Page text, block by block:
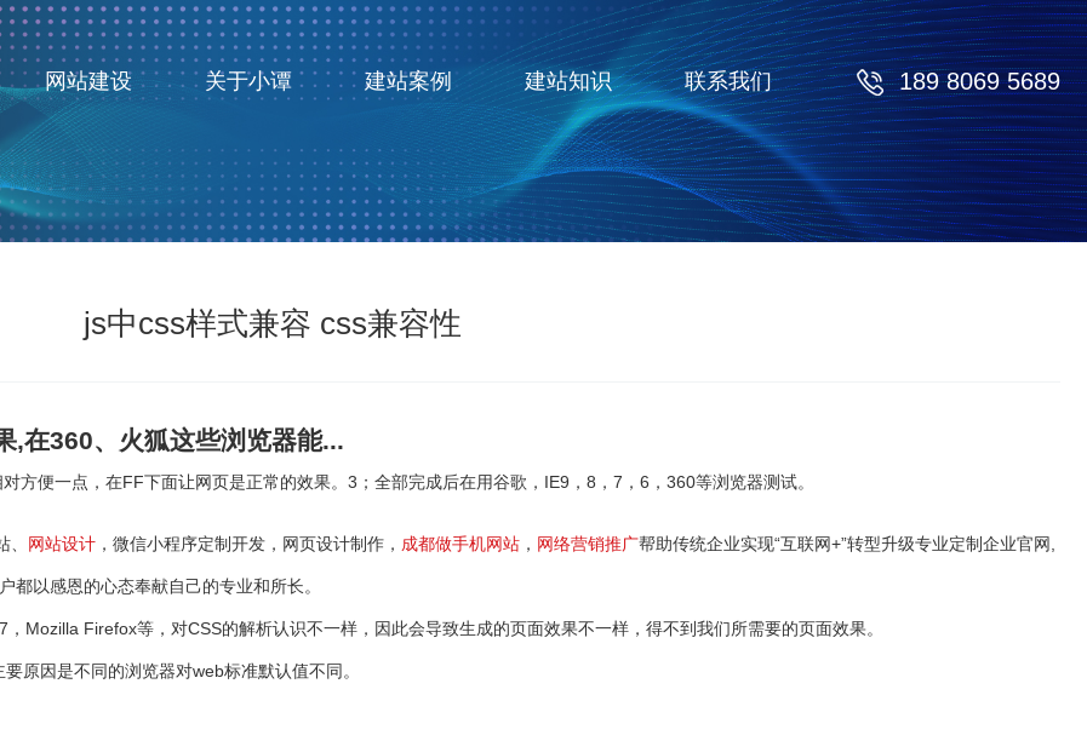
网站建设 关于小谭 建站案例 建站知识 联系我们 189 8069 5689
js中css样式兼容 css兼容性
在360、火狐这些浏览器能...
方便一点，在FF下面让网页是正常的效果。3；全部完成后在用谷歌，IE9，8，7，6，360等浏览器测试。
网站设计 ，微信小程序定制开发，网页设计制作， 成都做手机网站 ， 网络营销推广帮助传统企业实现“互联网+”转型升级专业定制企业官网,
以感恩的心态奉献自己的专业和所长。
Mozilla Firefox等，对CSS的解析认识不一样，因此会导致生成的页面效果不一样，得不到我们所需要的页面效果。
原因是不同的浏览器对web标准默认值不同。